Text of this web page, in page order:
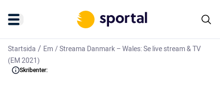
Startsida / Em/Streama Danmark – Wales: Se live stream & TV
(EM 2021)
Skribenter: